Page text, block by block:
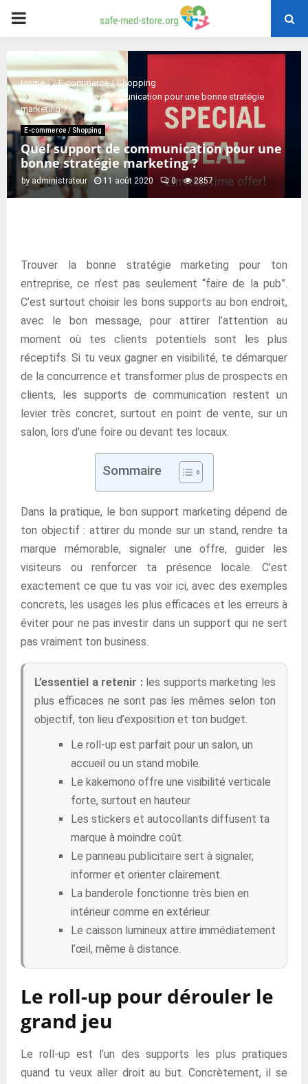
PRIMARY
Home
E-commerce / Shopping
Quel support de communication pour une bonne stratégie
marketing ?
E-commerce / Shopping
Quel support de communication pour une
bonne stratégie marketing ?
by administrateur 11 août 2020 0 2857
Trouver la bonne stratégie marketing pour ton
entreprise, ce n’est pas seulement “faire de la pub”.
C’est surtout choisir les bons supports au bon endroit,
avec le bon message, pour attirer l’attention au
moment où tes clients potentiels sont les plus
réceptifs. Si tu veux gagner en visibilité, te démarquer
de la concurrence et transformer plus de prospects en
clients, les supports de communication restent un
levier très concret, surtout en point de vente, sur un
salon, lors d’une foire ou devant tes locaux.
Sommaire
Dans la pratique, le bon support marketing dépend de
ton objectif : attirer du monde sur un stand, rendre ta
marque mémorable, signaler une offre, guider les
visiteurs ou renforcer ta présence locale. C’est
exactement ce que tu vas voir ici, avec des exemples
concrets, les usages les plus efficaces et les erreurs à
éviter pour ne pas investir dans un support qui ne sert
pas vraiment ton business.
L’essentiel a retenir :les supports marketing les
plus efficaces ne sont pas les mêmes selon ton
objectif, ton lieu d’exposition et ton budget.
Le roll-up est parfait pour un salon, un
accueil ou un stand mobile.
Le kakemono offre une visibilité verticale
forte, surtout en hauteur.
Les stickers et autocollants diffusent ta
marque à moindre coût.
Le panneau publicitaire sert à signaler,
informer et orienter clairement.
La banderole fonctionne très bien en
intérieur comme en extérieur.
Le caisson lumineux attire immédiatement
l’œil, même à distance.
Le roll-up pour dérouler le
grand jeu
Le roll-up est l’un des supports les plus pratiques
quand tu veux aller droit au but. Concrètement, il se